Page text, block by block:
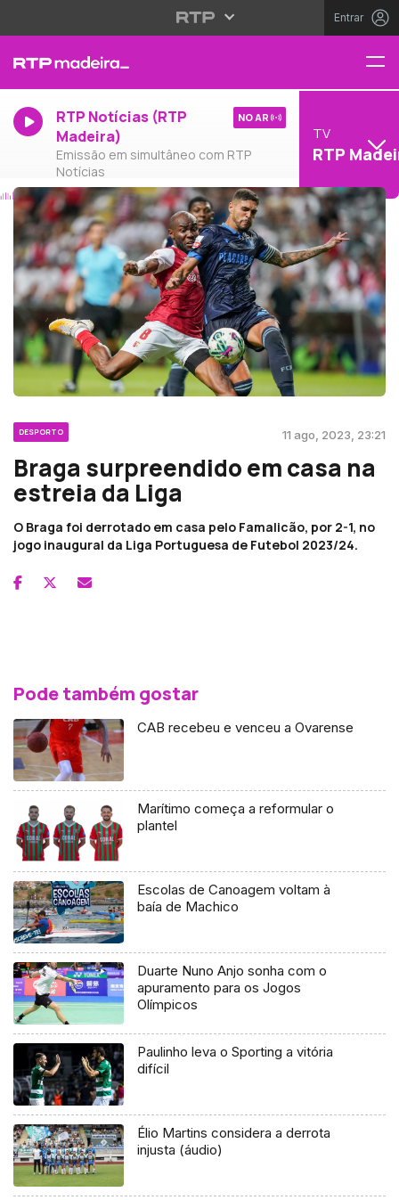
Entrar
RTP Notícias (RTP
Madeira)
Emissão em simultâneo com RTP
Notícias
NO AR
TV
RTP
DESPORTO 11 ago, 2023, 23:21
Braga surpreendido em casa na
estreia da Liga
O Braga foi derrotado em casa pelo Famalicão, por 2-1, no
jogo inaugural da Liga Portuguesa de Futebol 2023/24.
Pode também gostar
CAB recebeu e venceu a Ovarense
Marítimo começa a reformular o
plantel
Escolas de Canoagem voltam à
baía de Machico
Duarte Nuno Anjo sonha com o
apuramento para os Jogos
Olímpicos
Paulinho leva o Sporting a vitória
difícil
Élio Martins considera a derrota
injusta (áudio)